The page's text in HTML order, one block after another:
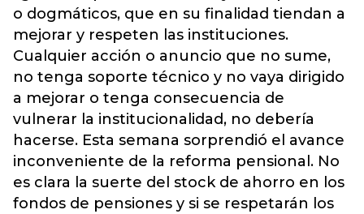
o dogmáticos, que en su finalidad tiendan a
mejorar y respeten las instituciones.
Cualquier acción o anuncio que no sume,
no tenga soporte técnico y no vaya dirigido
a mejorar o tenga consecuencia de
vulnerar la institucionalidad, no debería
hacerse. Esta semana sorprendió el avance
inconveniente de la reforma pensional. No
es clara la suerte del stock de ahorro en los
fondos de pensiones y si se respetarán los